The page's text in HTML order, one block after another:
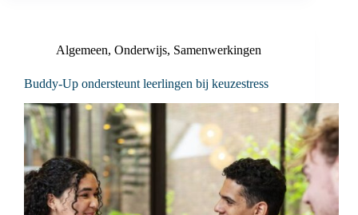
Algemeen, Onderwijs, Samenwerkingen
Buddy-Up ondersteunt leerlingen bij keuzestress